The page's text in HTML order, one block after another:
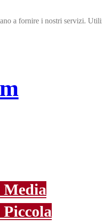
a fornire i nostri servizi.